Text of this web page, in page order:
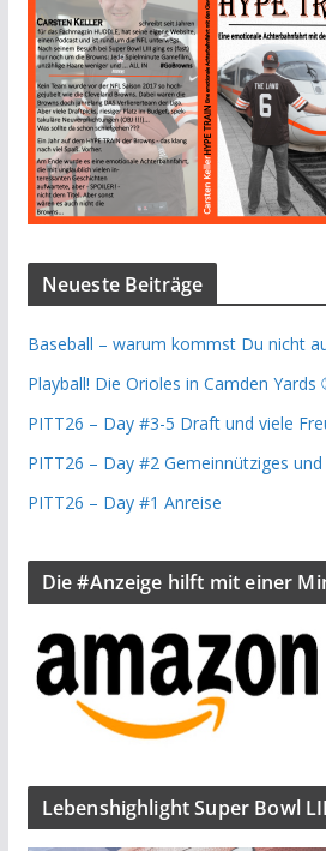
Neueste Beiträge
Baseball – warum kommst Du nicht
Playball! Die Orioles in Camden Yards
PITT26 – Day #3-5 Draft und viele
PITT26 – Day #2 Gemeinnütziges
PITT26 – Day #1 Anreise
Die #Anzeige hilft mit einer
Lebenshighlight Super Bowl